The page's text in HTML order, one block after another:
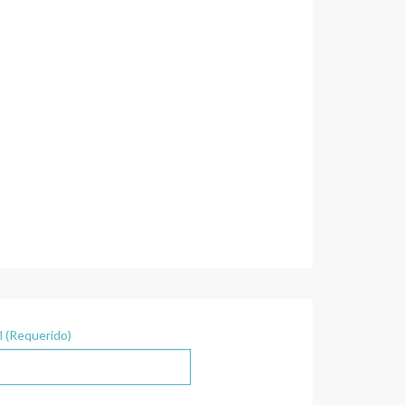
(Requerido)